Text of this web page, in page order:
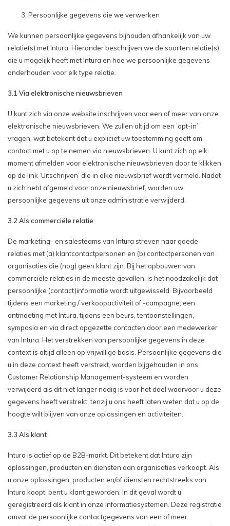
Persoonlijke gegevens die we verwerken
We kunnen persoonlijke gegevens bijhouden afhankelijk van uw
relatie(s) met Intura. Hieronder beschrijven we de soorten relatie(s)
die u mogelijk heeft met Intura en hoe we persoonlijke gegevens
onderhouden voor elk type relatie.
3.1 Via elektronische nieuwsbrieven
U kunt zich via onze website inschrijven voor een of meer van onze
elektronische nieuwsbrieven. We zullen altijd om een ​​’opt-in’
vragen, wat betekent dat u expliciet uw toestemming geeft om
contact met u op te nemen via nieuwsbrieven. U kunt zich op elk
moment afmelden voor elektronische nieuwsbrieven door te klikken
op de link ‘Uitschrijven’ die in elke nieuwsbrief wordt vermeld. Nadat
u zich hebt afgemeld voor onze nieuwsbrief, worden uw
persoonlijke gegevens uit onze administratie verwijderd.
3.2 Als commerciële relatie
De marketing- en salesteams van Intura streven naar goede
relaties met (a) klantcontactpersonen en (b) contactpersonen van
organisaties die (nog) geen klant zijn. Bij het opbouwen van
commerciële relaties in de meeste gevallen, is het noodzakelijk dat
persoonlijke (contact)informatie wordt uitgewisseld. Bijvoorbeeld
tijdens een marketing / verkoopactiviteit of -campagne, een
ontmoeting met Intura, tijdens een beurs, tentoonstellingen,
symposia en via direct opgezette contacten door een medewerker
van Intura. Het verstrekken van persoonlijke gegevens in deze
context is altijd alleen op vrijwillige basis. Persoonlijke gegevens die
u in deze context heeft verstrekt, worden bijgehouden in ons
Customer Relationship Management-systeem en worden
verwijderd als dit niet langer nodig is voor het doel waarvoor u deze
gegevens heeft verstrekt, tenzij u ons heeft laten weten dat u op de
hoogte wilt blijven van onze oplossingen en activiteiten.
3.3 Als klant
Intura is actief op de B2B-markt. Dit betekent dat Intura zijn
oplossingen, producten en diensten aan organisaties verkoopt. Als
u onze oplossingen, producten en/of diensten rechtstreeks van
Intura koopt, bent u klant geworden. In dit geval wordt u
geregistreerd als klant in onze informatiesystemen. Deze registratie
omvat de persoonlijke contactgegevens van een of meer